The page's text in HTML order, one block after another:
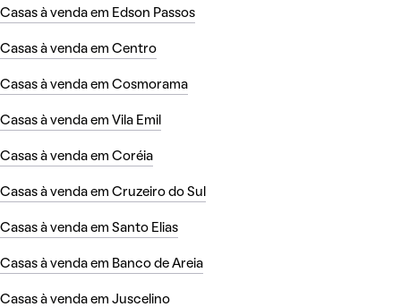
Casas à venda em Edson Passos
Casas à venda em Centro
Casas à venda em Cosmorama
Casas à venda em Vila Emil
Casas à venda em Coréia
Casas à venda em Cruzeiro do Sul
Casas à venda em Santo Elias
Casas à venda em Banco de Areia
Casas à venda em Juscelino